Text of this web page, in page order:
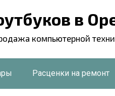
в
компьютерной
Расценки на ремонт